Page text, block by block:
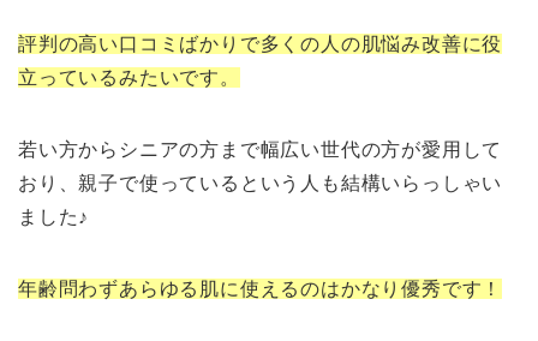
評判の高い口コミばかりで多くの人の 肌悩み改善に役
立っているみたいです。
若い方からシニアの方まで幅広い世代の方が愛用して
おり、親子で使っているという人も結構いらっしゃい
ました♪
年齢問わずあらゆる肌に使えるのはかなり優秀です！